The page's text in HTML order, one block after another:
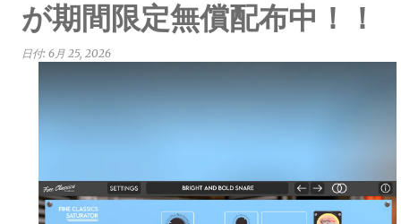
が期間限定無償配布中！！
日付: 6月 25, 2026